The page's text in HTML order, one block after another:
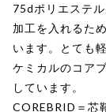
75dポリエステ
加工を入れるた
います。とても
ケミカルのコア
しています。
COREBRID＝芯